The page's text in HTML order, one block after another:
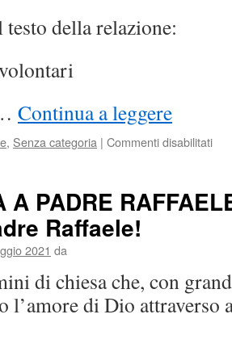
della relazione:
Continua a leggere
, Senza categoria | Commenti disabilitatisu
–
A PADRE
Raffaele!
2021 da
di chiesa che, con
l’amore di Dio attraverso